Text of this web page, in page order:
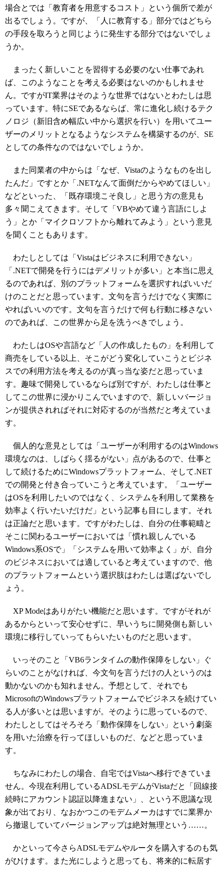
場合とでは「教育者を用意するコスト」という個所で差が
出るでしょう。ですが、「人に教育する」部分ではどちら
の手段を取ろうと同じように発生する部分ではないでしょ
うか。
まったく新しいことを習得する必要のない仕事であれ
ば、このようなことを考える必要はないのかもしれませ
ん。ですがIT業界はそのような世界ではないとわたしは思
っています。特にSEであるならば、常に進化し続けるテク
ノロジ（新旧含め幅広い中から選択を行い）を用いてユー
ザーのメリットとなるようなシステムを構築するのが、SE
としての条件なのではないでしょうか。
また同業者の中からは「なぜ、Vistaのようなものを出し
たんだ」ですとか「.NETなんて面倒だからやめてほしい」
などといった、「既存環境こそ良し」と思う方の意見も
多々聞こえてきます。そして「VBやめて違う言語にしよ
う」とか「マイクロソフトから離れてみよう」という意見
を聞くこともあります。
わたしとしては「Vistaはビジネスに利用できない」
「.NETで開発を行うにはデメリットが多い」と本当に思え
るのであれば、別のプラットフォームを選択すればいいだ
けのことだと思っています。文句を言うだけでなく実際に
やればいいのです。文句を言うだけで何も行動に移さない
のであれば、この世界から足を洗うべきでしょう。
わたしはOSや言語など「人の作成したもの」を利用して
商売をしている以上、そこがどう変化していこうとビジネ
スでの利用方法を考えるのが真っ当な姿だと思っていま
す。趣味で開発しているならば別ですが、わたしは仕事と
してこの世界に浸かりこんでいますので、新しいバージョ
ンが提供されればそれに対応するのが当然だと考えていま
す。
個人的な意見としては「ユーザーが利用するのはWindows
環境なのは、しばらく揺るがない」点があるので、仕事と
して続けるためにWindowsプラットフォーム、そして.NET
での開発と付き合っていこうと考えています。「ユーザー
はOSを利用したいのではなく、システムを利用して業務を
効率よく行いたいだけだ」という記事も目にします。それ
は正論だと思います。ですがわたしは、自分の仕事範疇と
そこに関わるユーザーにおいては「慣れ親しんでいる
Windows系OSで」「システムを用いて効率よく」が、自分
のビジネスにおいては適していると考えていますので、他
のプラットフォームという選択肢はわたしは選ばないでし
ょう。
XP Modeはありがたい機能だと思います。ですがそれが
あるからといって安心せずに、早いうちに開発側も新しい
環境に移行していってもらいたいものだと思います。
いっそのこと「VB6ランタイムの動作保障をしない」ぐ
らいのことがなければ、今文句を言うだけの人というのは
動かないのかも知れません。予想として、それでも
MicrosoftのWindowsプラットフォームでビジネスを続けてい
る人が多いとは思いますが。そのように思っているので、
わたしとしてはそろそろ「動作保障をしない」という劇薬
を用いた治療を行ってほしいものだ、などと思っていま
す。
ちなみにわたしの場合、自宅ではVistaへ移行できていま
せん。今現在利用しているADSLモデムがVistaだと「回線接
続時にアカウント認証以降進まない」、という不思議な現
象が出ており、なおかつこのモデムメーカはすでに業界か
ら撤退していてバージョンアップは絶対無理という……。
かといって今さらADSLモデムやルータを購入するのも気
がひけます。また光にしようと思っても、将来的に転居す